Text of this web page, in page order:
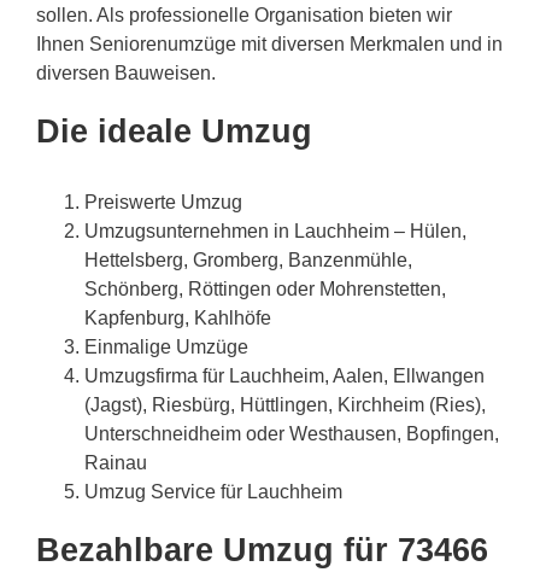
sollen. Als professionelle Organisation bieten wir
Ihnen Seniorenumzüge mit diversen Merkmalen und in
diversen Bauweisen.
Die ideale Umzug
Preiswerte Umzug
Umzugsunternehmen in Lauchheim – Hülen,
Hettelsberg, Gromberg, Banzenmühle,
Schönberg, Röttingen oder Mohrenstetten,
Kapfenburg, Kahlhöfe
Einmalige Umzüge
Umzugsfirma für Lauchheim, Aalen, Ellwangen
(Jagst), Riesbürg, Hüttlingen, Kirchheim (Ries),
Unterschneidheim oder Westhausen, Bopfingen,
Rainau
Umzug Service für Lauchheim
Bezahlbare Umzug für 73466